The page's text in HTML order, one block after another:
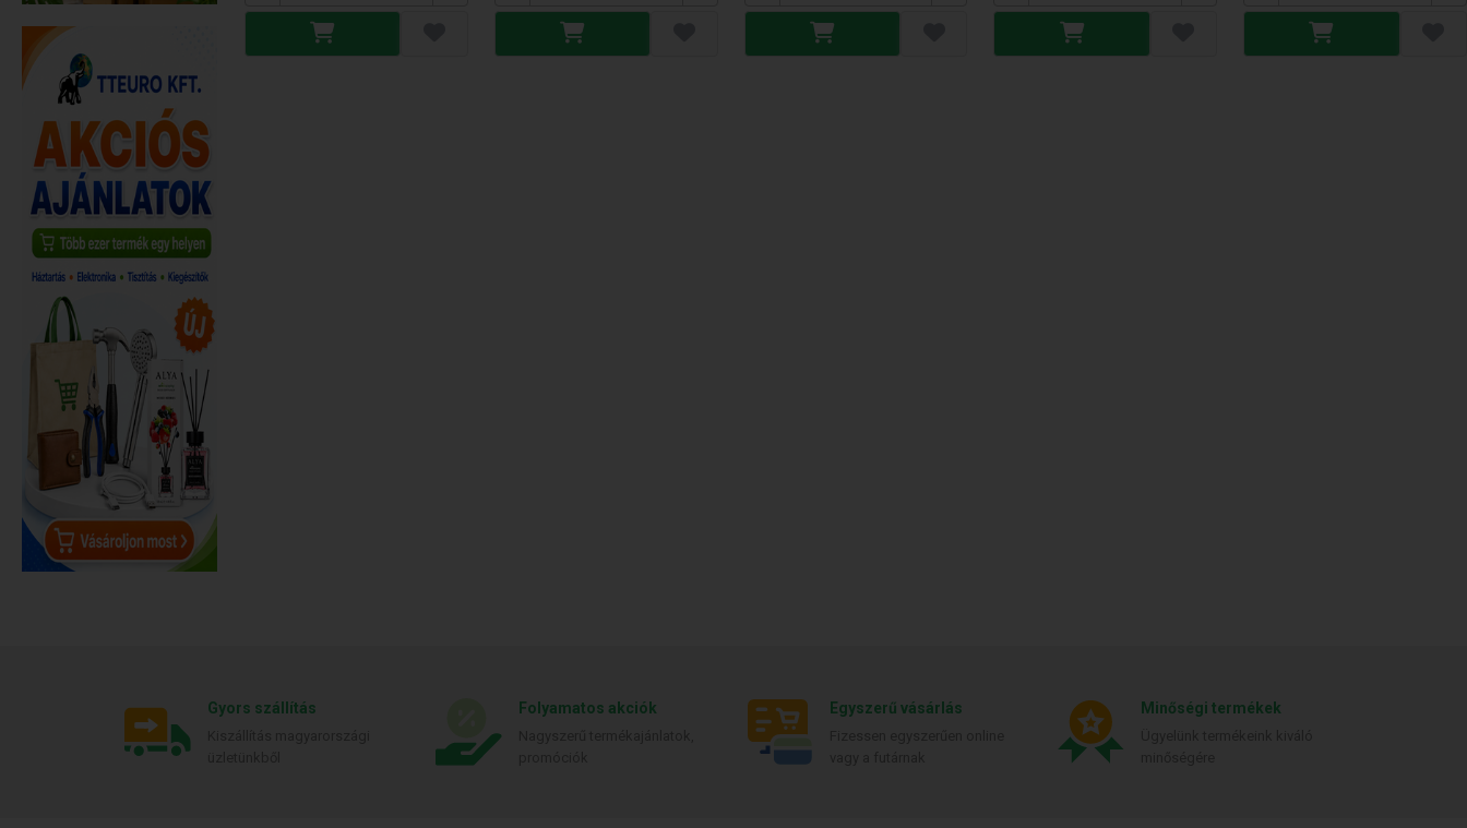
Gyors szállítás Folyamatos akciók Egyszerű vásárlás Minőségi termékek